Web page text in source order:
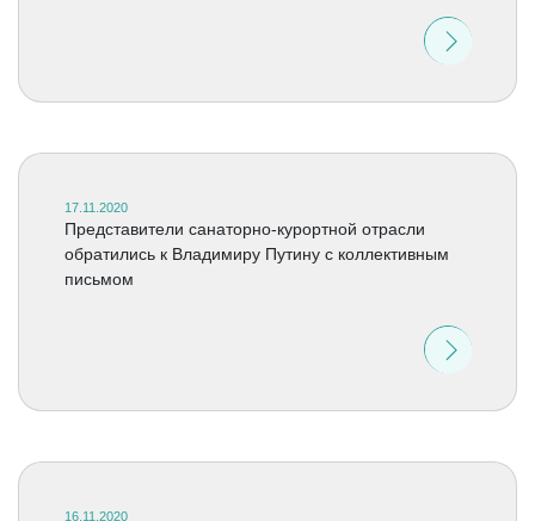
17.11.2020
Представители санаторно-курортной отрасли
обратились к Владимиру Путину с коллективным
письмом
16.11.2020